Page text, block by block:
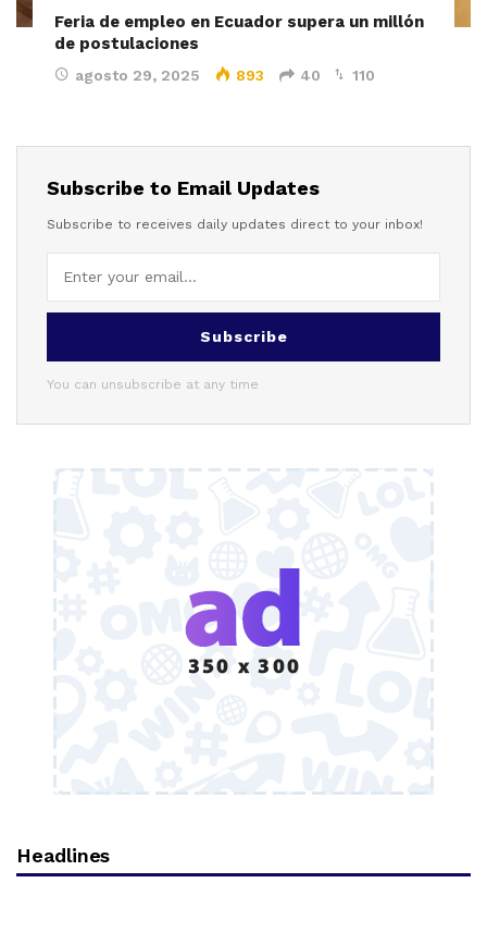
Feria de empleo en Ecuador supera un millón
de postulaciones
agosto 29, 2025 893 40 110
Subscribe to Email Updates
Subscribe to receives daily updates direct to your inbox!
Subscribe
You can unsubscribe at any time
Headlines